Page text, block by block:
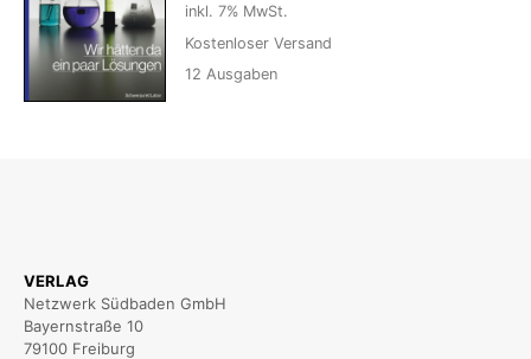
inkl. 7% MwSt.
Kostenloser Versand
12 Ausgaben
VERLAG
Netzwerk Südbaden GmbH
Bayernstraße 10
79100 Freiburg